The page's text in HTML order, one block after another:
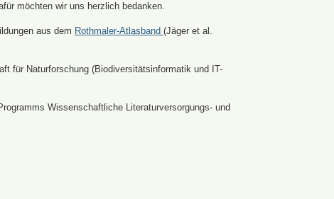
möchten wir uns herzlich bedanken.
aus dem Rothmaler-Atlasband (Jäger et al.
für Naturforschung (Biodiversitätsinformatik und IT-
Wissenschaftliche Literaturversorgungs- und